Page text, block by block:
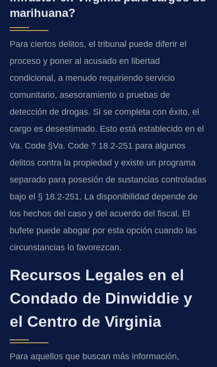
marihuana?
Para ciertos delitos, el tribunal puede diferir el
proceso y poner al acusado en libertad
condicional, a menudo requiriendo servicio
comunitario, asesoramiento o pruebas de
detección de drogas. Si se completa con éxito, el
cargo es desestimado. Esto está establecido en el
Va. Code §Va. Code ? 18.2-251 para algunos
delitos contra la propiedad y existe un programa
separado para posesión de sustancias controladas
bajo el § 18.2-251. La disponibilidad depende de
los hechos del caso y del acuerdo del fiscal. El
bufete puede abogar por esta opción cuando las
circunstancias lo favorezcan.
Recursos Legales en el
Condado de Dinwiddie y
el Centro de Virginia
Para aquellos que buscan más información,